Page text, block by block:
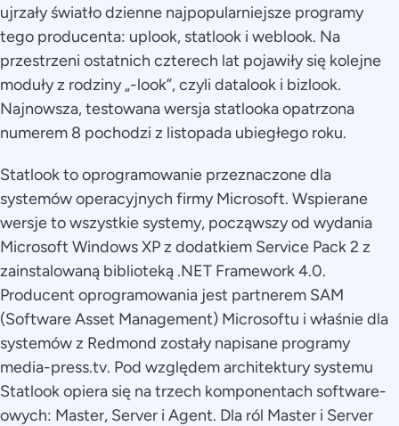
ujrzały światło dzienne najpopularniejsze programy
tego producenta: uplook, statlook i weblook. Na
przestrzeni ostatnich czterech lat pojawiły się kolejne
moduły z rodziny „-look”, czyli datalook i bizlook.
Najnowsza, testowana wersja statlooka opatrzona
numerem 8 pochodzi z listopada ubiegłego roku.
Statlook to oprogramowanie przeznaczone dla
systemów operacyjnych firmy Microsoft. Wspierane
wersje to wszystkie systemy, począwszy od wydania
Microsoft Windows XP z dodatkiem Service Pack 2 z
zainstalowaną biblioteką .NET Framework 4.0.
Producent oprogramowania jest partnerem SAM
(Software Asset Management) Microsoftu i właśnie dla
systemów z Redmond zostały napisane programy
media-press.tv. Pod względem architektury systemu
Statlook opiera się na trzech komponentach software-
owych: Master, Server i Agent. Dla ról Master i Server